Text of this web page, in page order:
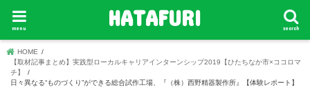
HATAFURI search
menu
HOME
【取材記事まとめ】実践型ローカルキャリアインターンシップ2019【ひたちなか市×ココロマ
チ】
日々異なる“ものづくり”ができる総合試作工場、『（株）西野精器製作所』【体験レポート】